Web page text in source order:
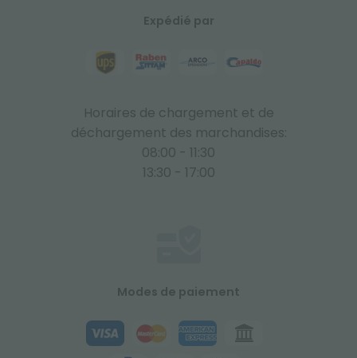
Expédié par
Horaires de chargement et de
déchargement des marchandises:
08:00 - 11:30
13:30 - 17:00
Modes de paiement